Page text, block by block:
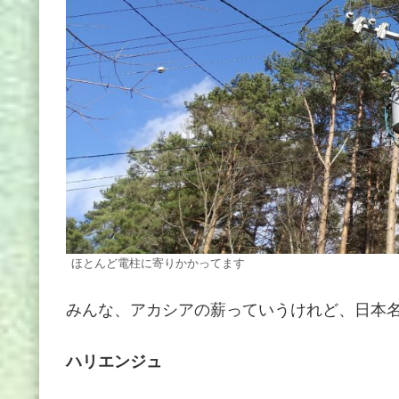
ほとんど電柱に寄りかかってます
みんな、アカシアの薪っていうけれど、日本
ハリエンジュ